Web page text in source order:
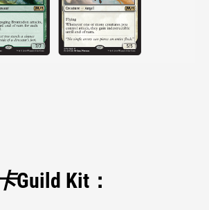
Guild Kit：